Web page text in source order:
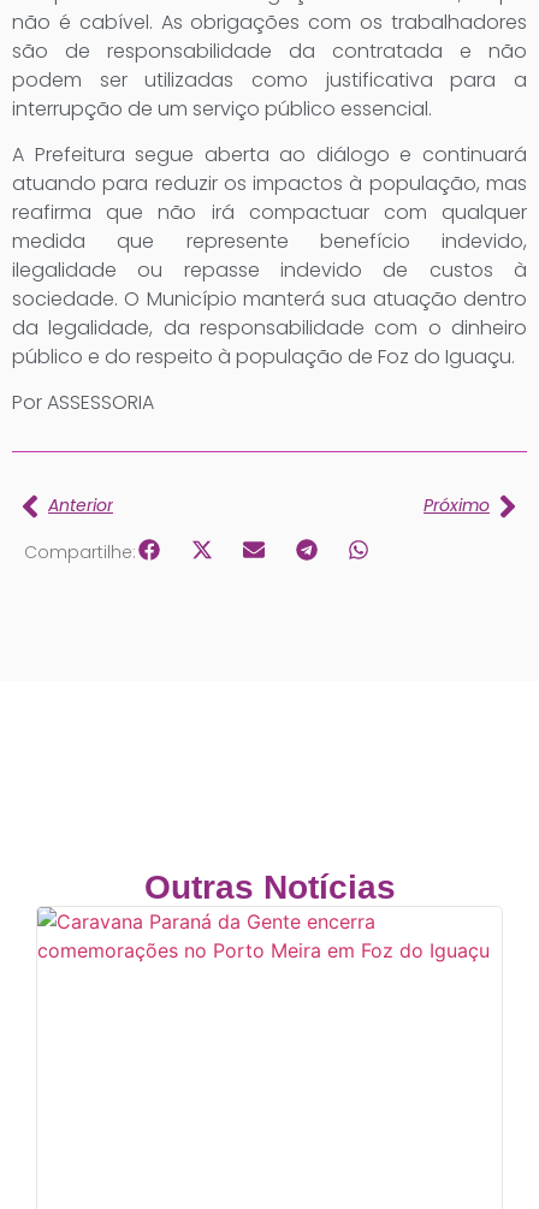
não é cabível. As obrigações com os trabalhadores
são de responsabilidade da contratada e não
podem ser utilizadas como justificativa para a
interrupção de um serviço público essencial.
A Prefeitura segue aberta ao diálogo e continuará
atuando para reduzir os impactos à população, mas
reafirma que não irá compactuar com qualquer
medida que represente benefício indevido,
ilegalidade ou repasse indevido de custos à
sociedade. O Município manterá sua atuação dentro
da legalidade, da responsabilidade com o dinheiro
público e do respeito à população de Foz do Iguaçu.
Por ASSESSORIA
Anterior
Próximo
Compartilhe:
Outras Notícias